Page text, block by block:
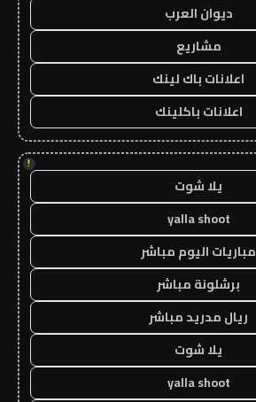
ديوان العرب
مشاريع
اعلانات باك لينك
اعلانات باكلينك
!
يلا شوت
yalla shoot
مباريات اليوم مباشر
برشلونة مباشر
ريال مدريد مباشر
يلا شوت
yalla shoot